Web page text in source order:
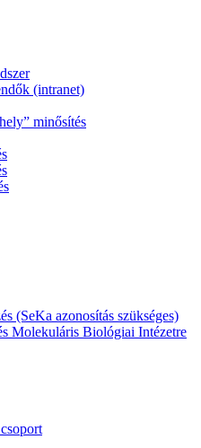
(intranet)
minősítés
(SeKa azonosítás szükséges)
Molekuláris Biológiai Intézetre